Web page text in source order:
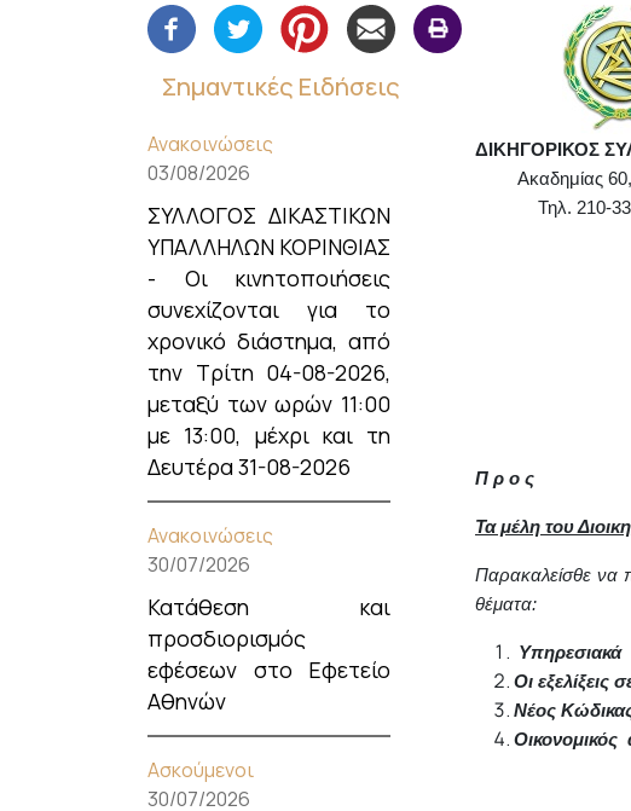
Σημαντικές Ειδήσεις
Ανακοινώσεις
03/08/2026
ΣΥΛΛΟΓΟΣ ΔΙΚΑΣΤΙΚΩΝ
ΥΠΑΛΛΗΛΩΝ ΚΟΡΙΝΘΙΑΣ
- Οι κινητοποιήσεις
συνεχίζονται για το
χρονικό διάστημα, από
την Τρίτη 04-08-2026,
μεταξύ των ωρών 11:00
με 13:00, μέχρι και τη
Δευτέρα 31-08-2026
Ανακοινώσεις
30/07/2026
Κατάθεση και
προσδιορισμός
εφέσεων στο Εφετείο
Αθηνών
Ασκούμενοι
30/07/2026
ΔΙΚΗΓΟΡΙΚΟΣ
Ακαδημίας 60,
Τηλ. 210-
Π ρ ο ς
Τα μέλη του
Παρακαλείσθε να
θέματα:
Υπηρεσιακά
Οι
Νέος
Οικονομικός